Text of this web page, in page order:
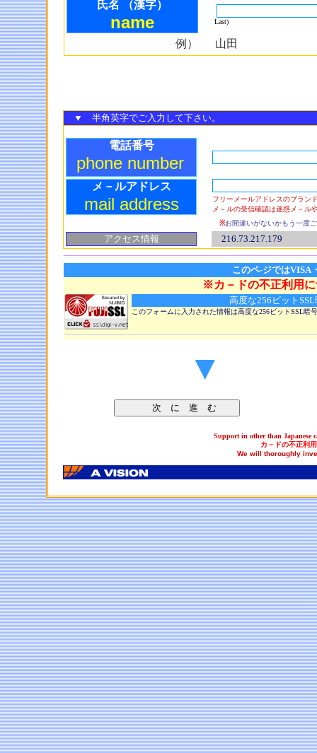
氏名 （漢字）
name Last)
例） 山田
▼ 半角英字でご入力して下さい。
電話番号
phone number
メ－ルアドレス
mail address
フリーメールアドレスのブラン
メ－ルの受信確認は迷惑メ－ル
※お間違いがないかもう一度
アクセス情報 216.73.217.179
このペ‐ジではVISA
※カ－ドの不正利用
高度な256ビット
このフォームに入力された情報は高度な256ビットSSL
▼
Support in other than Japanese
カ－ドの不正利
We will thoroughly